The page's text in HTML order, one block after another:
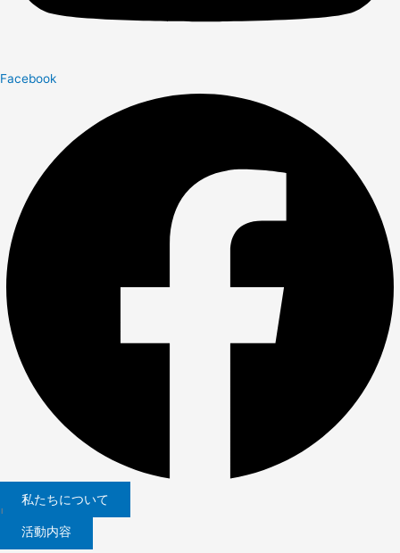
Facebook
私たちについて
|
活動内容